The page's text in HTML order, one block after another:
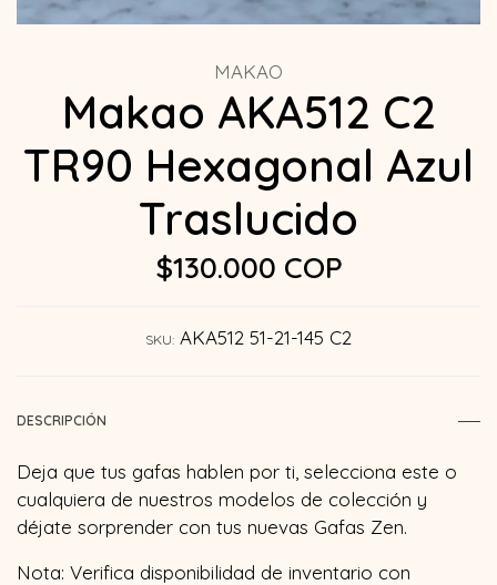
MAKAO
Makao AKA512 C2
TR90 Hexagonal Azul
Traslucido
$130.000 COP
SKU: AKA512 51-21-145 C2
DESCRIPCIÓN
Deja que tus gafas hablen por ti, selecciona este o
cualquiera de nuestros modelos de colección y
déjate sorprender con tus nuevas Gafas Zen.
Nota: Verifica disponibilidad de inventario con